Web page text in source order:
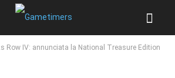
Row IV: annunciata la National Treasure Edition